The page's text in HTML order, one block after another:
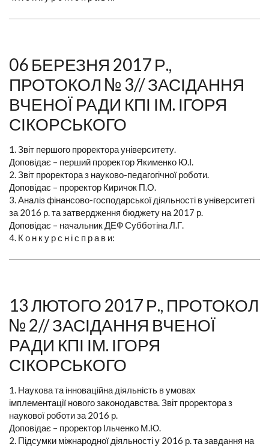
06 БЕРЕЗНЯ 2017 Р.,
ПРОТОКОЛ № 3// ЗАСІДАННЯ
ВЧЕНОЇ РАДИ КПІ ІМ. ІГОРЯ
СІКОРСЬКОГО
1. Звіт першого проректора університету.
Доповідає – перший проректор Якименко Ю.І.
2. Звіт проректора з науково-педагогічної роботи.
Доповідає – проректор Киричок П.О.
3. Аналіз фінансово-господарської діяльності в університеті
за 2016 р. та затвердження бюджету на 2017 р.
Доповідає – начальник ДЕФ Субботіна Л.Г.
4. К о н к у р с н і с п р а в и:
13 ЛЮТОГО 2017 Р., ПРОТОКОЛ
№ 2// ЗАСІДАННЯ ВЧЕНОЇ
РАДИ КПІ ІМ. ІГОРЯ
СІКОРСЬКОГО
1. Наукова та інноваційна діяльність в умовах
імплементації нового законодавства. Звіт проректора з
наукової роботи за 2016 р.
Доповідає – проректор Ільченко М.Ю.
2. Підсумки міжнародної діяльності у 2016 р. та завдання на